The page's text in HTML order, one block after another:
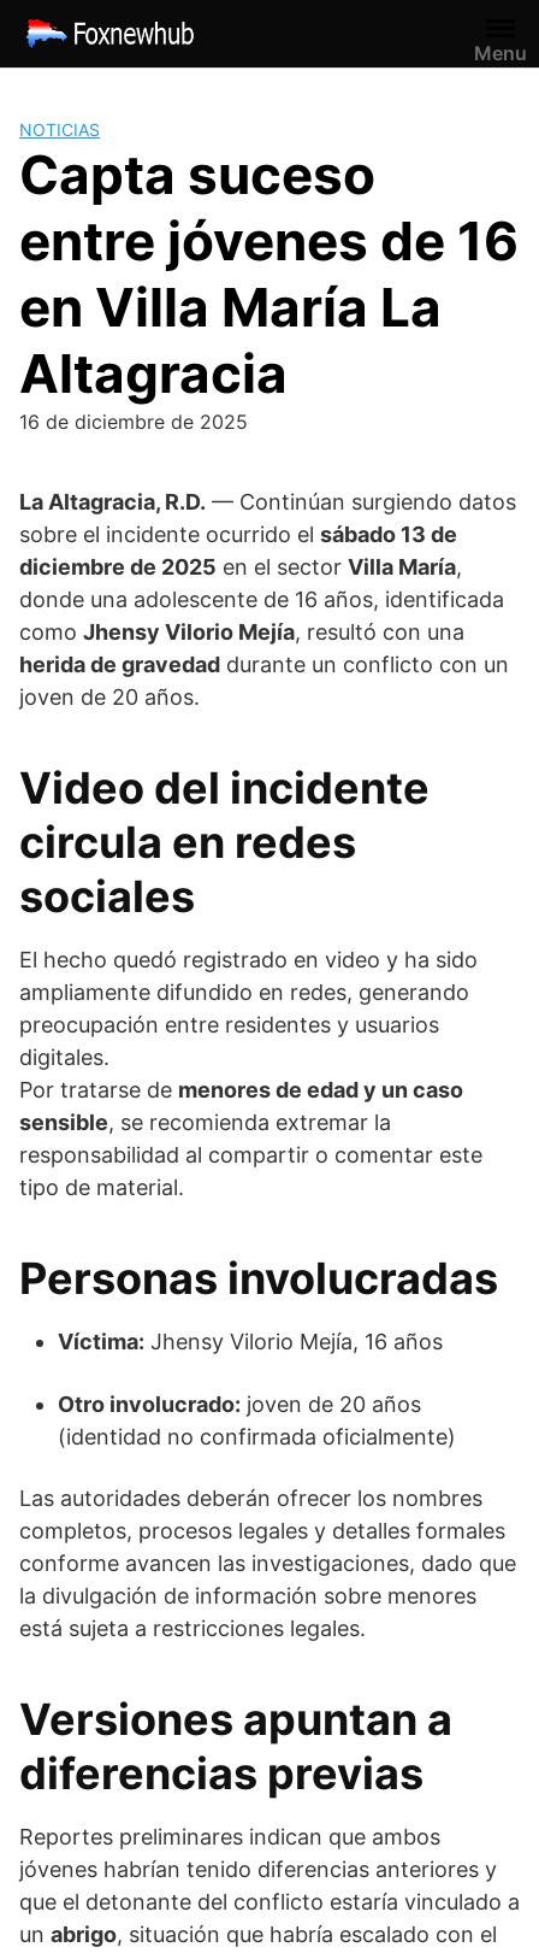
Saltar
contenido
Menu
NOTICIAS
Capta suceso
entre jóvenes de 16
en Villa María La
Altagracia
16 de diciembre de 2025
La Altagracia, R.D. — Continúan surgiendo datos
sobre el incidente ocurrido el sábado 13 de
diciembre de 2025 en el sector Villa María,
donde una adolescente de 16 años, identificada
como Jhensy Vilorio Mejía, resultó con una
herida de gravedad durante un conflicto con un
joven de 20 años.
Video del incidente
circula en redes
sociales
El hecho quedó registrado en video y ha sido
ampliamente difundido en redes, generando
preocupación entre residentes y usuarios
digitales.
Por tratarse de menores de edad y un caso
sensible, se recomienda extremar la
responsabilidad al compartir o comentar este
tipo de material.
Personas involucradas
Víctima: Jhensy Vilorio Mejía, 16 años
Otro involucrado: joven de 20 años
(identidad no confirmada oficialmente)
Las autoridades deberán ofrecer los nombres
completos, procesos legales y detalles formales
conforme avancen las investigaciones, dado que
la divulgación de información sobre menores
está sujeta a restricciones legales.
Versiones apuntan a
diferencias previas
Reportes preliminares indican que ambos
jóvenes habrían tenido diferencias anteriores y
que el detonante del conflicto estaría vinculado a
un abrigo, situación que habría escalado con el